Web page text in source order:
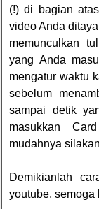
(!) di bagian
video Anda
memunculkan
yang Anda
mengatur waktu
sebelum
sampai detik
masukkan
mudahnya
Demikianlah
youtube, semoga